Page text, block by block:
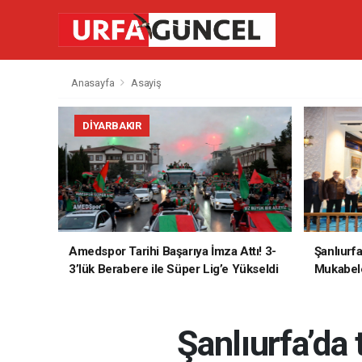
Anasayfa Asayiş
DIYARBAKIR
Amedspor Tarihi Başarıya İmza Attı! 3-
3’lük Berabere ile Süper Lig’e Yükseldi